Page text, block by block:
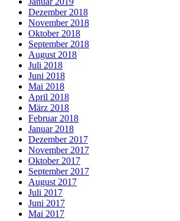
Dezember 2018
November 2018
Oktober 2018
September 2018
August 2018
Juli 2018
Juni 2018
Mai 2018
April 2018
März 2018
Februar 2018
Januar 2018
Dezember 2017
November 2017
Oktober 2017
September 2017
August 2017
Juli 2017
Juni 2017
Mai 2017